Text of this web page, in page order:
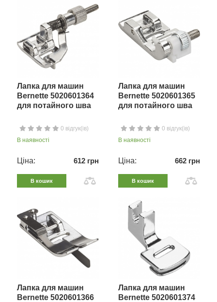
Лапка для машин
Bernette 5020601364
для потайного шва
0 відгук(ів)
В наявності
Ціна: 612 грн
В кошик
Лапка для машин
Bernette 5020601365
для потайного шва
0 відгук(ів)
В наявності
Ціна: 662 грн
В кошик
Лапка для машин
Bernette 5020601366
Лапка для машин
Bernette 5020601374